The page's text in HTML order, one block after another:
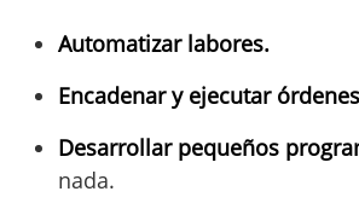
Automatizar labores.
Encadenar y ejecutar
Desarrollar pequeños
nada.